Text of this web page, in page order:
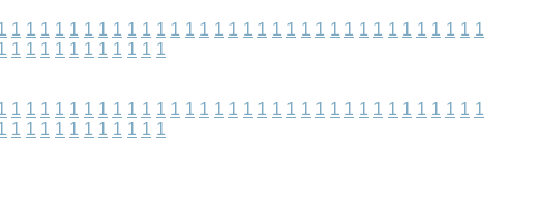
1 1 1 1 1 1 1 1 1 1 1 1 1 1 1 1 1 1 1 1 1 1 1 1 1 1 1 1 1 1 1 1 1
1 1 1 1 1 1 1 1 1 1 1
1 1 1 1 1 1 1 1 1 1 1 1 1 1 1 1 1 1 1 1 1 1 1 1 1 1 1 1 1 1 1 1 1
1 1 1 1 1 1 1 1 1 1 1